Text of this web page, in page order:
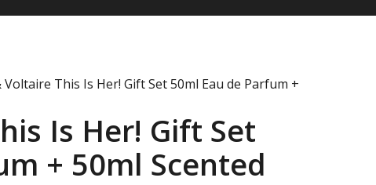
Voltaire This Is Her! Gift Set 50ml Eau de Parfum +
Is Her! Gift Set
+ 50ml Scented